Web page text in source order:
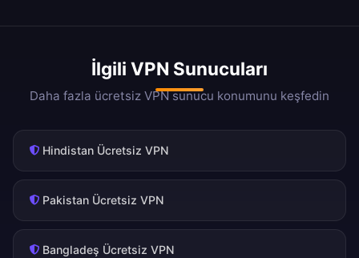
İlgili VPN Sunucuları
Daha fazla ücretsiz VPN sunucu konumunu keşfedin
Hindistan Ücretsiz VPN
Pakistan Ücretsiz VPN
Bangladeş Ücretsiz VPN